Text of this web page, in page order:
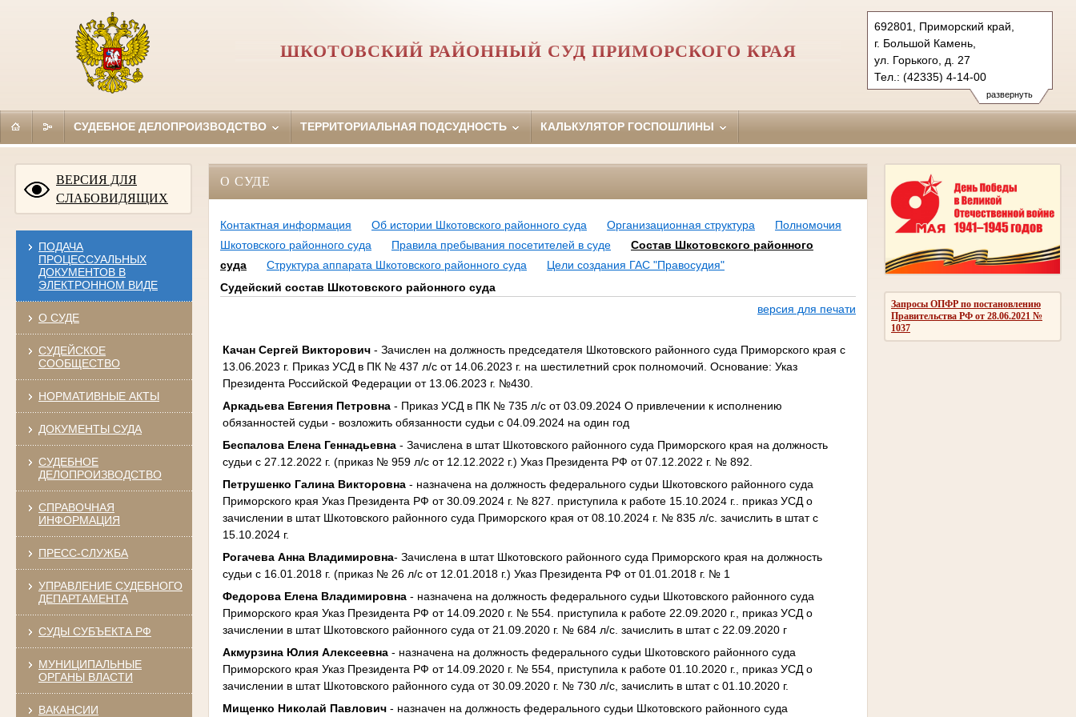
развернуть
692801, Приморский край,
г. Большой Камень,
ул. Горького, д. 27
Тел.: (42335) 4-14-00
shkotovsky.prm@sudrf.ru
ШКОТОВСКИЙ РАЙОННЫЙ СУД ПРИМОРСКОГО КРАЯ
СУДЕБНОЕ ДЕЛОПРОИЗВОДСТВО ТЕРРИТОРИАЛЬНАЯ ПОДСУДНОСТЬ КАЛЬКУЛЯТОР ГОСПОШЛИНЫ
ВЕРСИЯ ДЛЯ
СЛАБОВИДЯЩИХ
ПОДАЧА
ПРОЦЕССУАЛЬНЫХ
ДОКУМЕНТОВ В
ЭЛЕКТРОННОМ ВИДЕ
О СУДЕ
СУДЕЙСКОЕ
СООБЩЕСТВО
НОРМАТИВНЫЕ АКТЫ
ДОКУМЕНТЫ СУДА
СУДЕБНОЕ
ДЕЛОПРОИЗВОДСТВО
СПРАВОЧНАЯ
ИНФОРМАЦИЯ
ПРЕСС-СЛУЖБА
УПРАВЛЕНИЕ СУДЕБНОГО
ДЕПАРТАМЕНТА
СУДЫ СУБЪЕКТА РФ
МУНИЦИПАЛЬНЫЕ
ОРГАНЫ ВЛАСТИ
ВАКАНСИИ
Запросы ОПФР по постановлению
Правительства РФ от 28.06.2021 №
1037
О СУДЕ
Контактная информация Об истории Шкотовского районного суда Организационная структура
Полномочия
Шкотовского районного суда
Правила пребывания посетителей в суде
Состав Шкотовского районного
суда
Структура аппарата Шкотовского районного суда
Цели создания ГАС "Правосудия"
Судейский состав Шкотовского районного суда
версия для печати
Качан Сергей Викторович - Зачислен на должность председателя Шкотовского районного суда Приморского края с
13.06.2023 г. Приказ УСД в ПК № 437 л/с от 14.06.2023 г. на шестилетний срок полномочий. Основание: Указ
Президента Российской Федерации от 13.06.2023 г. №430.
Аркадьева Евгения Петровна - Приказ УСД в ПК № 735 л/с от 03.09.2024 О привлечении к исполнению
обязанностей судьи - возложить обязанности судьи с 04.09.2024 на один год
Беспалова Елена Геннадьевна- Зачислена в штат Шкотовского районного суда Приморского края на должность
судьи с 27.12.2022 г. (приказ № 959 л/с от 12.12.2022 г.) Указ Президента РФ от 07.12.2022 г. № 892.
Петрушенко Галина Викторовна - назначена на должность федерального судьи Шкотовского районного суда
Приморского края Указ Президента РФ от 30.09.2024 г. № 827. приступила к работе 15.10.2024 г.. приказ УСД о
зачислении в штат Шкотовского районного суда Приморского края от 08.10.2024 г. № 835 л/с. зачислить в штат с
15.10.2024 г.
Рогачева Анна Владимировна- Зачислена в штат Шкотовского районного суда Приморского края на должность
судьи с 16.01.2018 г. (приказ № 26 л/с от 12.01.2018 г.) Указ Президента РФ от 01.01.2018 г. № 1
Федорова Елена Владимировна - назначена на должность федерального судьи Шкотовского районного суда
Приморского края Указ Президента РФ от 14.09.2020 г. № 554. приступила к работе 22.09.2020 г., приказ УСД о
зачислении в штат Шкотовского районного суда от 21.09.2020 г. № 684 л/с. зачислить в штат с 22.09.2020 г
Акмурзина Юлия Алексеевна - назначена на должность федерального судьи Шкотовского районного суда
Приморского края Указ Президента РФ от 14.09.2020 г. № 554, приступила к работе 01.10.2020 г., приказ УСД о
зачислении в штат Шкотовского районного суда от 30.09.2020 г. № 730 л/с, зачислить в штат с 01.10.2020 г.
Мищенко Николай Павлович - назначен на должность федерального судьи Шкотовского районного суда